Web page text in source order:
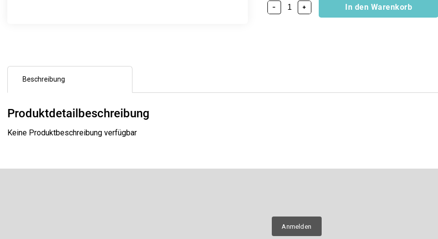
+
− In den Warenkorb
Beschreibung
Produktdetailbeschreibung
Keine Produktbeschreibung verfügbar
Anmelden